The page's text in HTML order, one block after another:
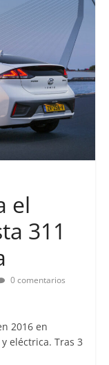
el
311
0 comentarios
2016 en
eléctrica. Tras 3